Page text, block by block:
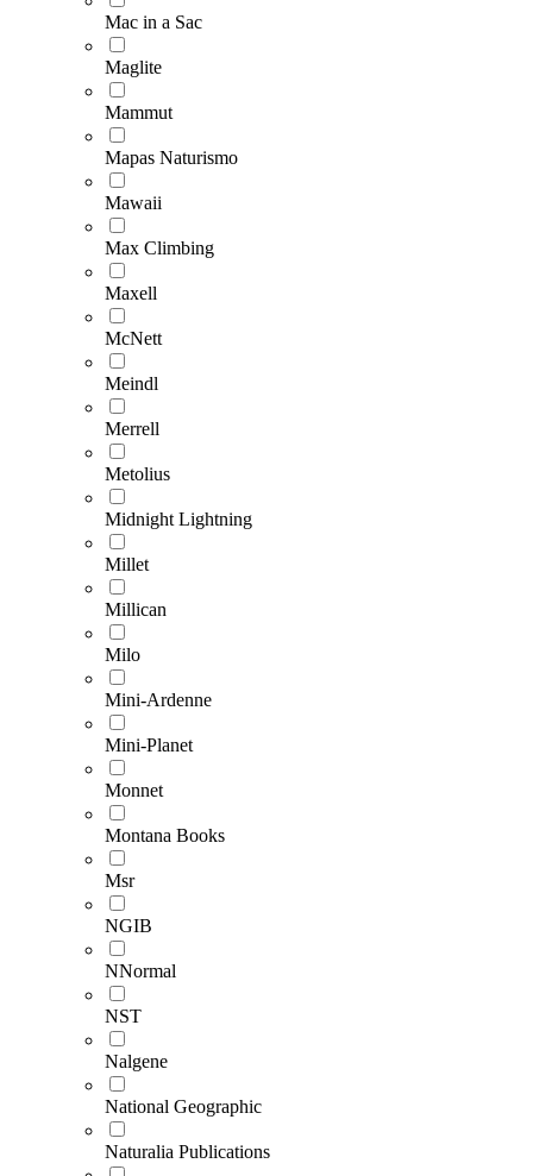
Mac in a Sac
Maglite
Mammut
Mapas Naturismo
Mawaii
Max Climbing
Maxell
McNett
Meindl
Merrell
Metolius
Midnight Lightning
Millet
Millican
Milo
Mini-Ardenne
Mini-Planet
Monnet
Montana Books
Msr
NGIB
NNormal
NST
Nalgene
National Geographic
Naturalia Publications